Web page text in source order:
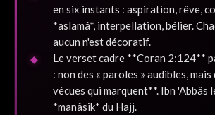
en six instants : aspiration, rêve,
*aslamâ*, interpellation, bélier.
aucun n'est décoratif.
Le verset cadre **Coran 2:124**
: non des « paroles » audibles,
vécues qui marquent**. Ibn 'Abbâs
*manâsik* du Hajj.